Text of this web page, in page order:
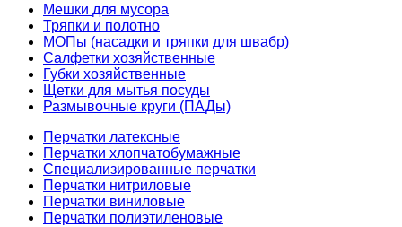
Мешки для мусора
Тряпки и полотно
МОПы (насадки и тряпки для швабр)
Салфетки хозяйственные
Губки хозяйственные
Щетки для мытья посуды
Размывочные круги (ПАДы)
Перчатки латексные
Перчатки хлопчатобумажные
Специализированные перчатки
Перчатки нитриловые
Перчатки виниловые
Перчатки полиэтиленовые